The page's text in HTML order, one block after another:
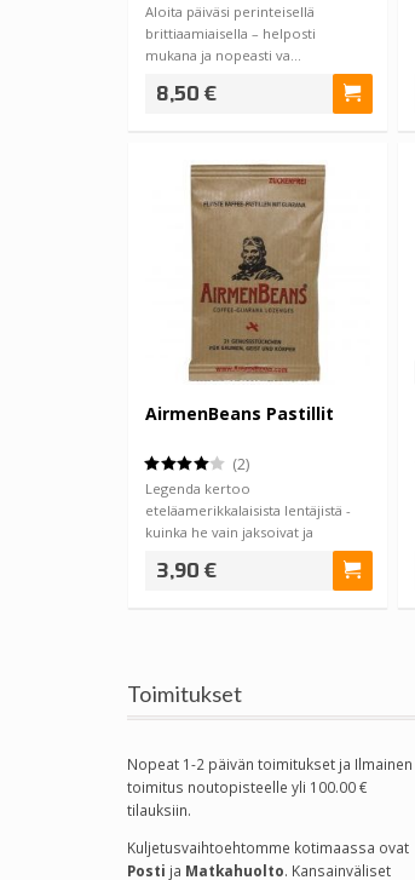
Aloita päiväsi perinteisellä
brittiaamiaisella – helposti
mukana ja nopeasti va…
8,50 €
AirmenBeans Pastillit
(2)
Legenda kertoo
eteläamerikkalaisista lentäjistä -
kuinka he vain jaksoivat ja
3,90 €
Toimitukset
Nopeat 1-2 päivän toimitukset ja Ilmainen
toimitus noutopisteelle yli 100.00 €
tilauksiin.
Kuljetusvaihtoehtomme kotimaassa ovat
Posti ja Matkahuolto. Kansainväliset